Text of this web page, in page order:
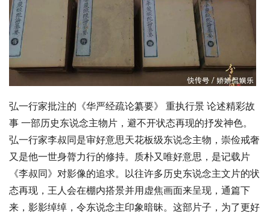
弘一行家批注的《华严经疏论纂要》 重执行景 论述精彩故
事 一部历史东说念主物片，避不开状态再现的抒发神色。
弘一行家李叔同是审好意思天花板级东说念主物，崇俭戒奢
又是他一世身膂力行的修持。质朴又唯好意思，是记载片
《李叔同》对影像的追求。以往许多历史东说念主文片的状
态再现，王人会在棚内搭景并用虚焦画面来呈现，通篇下
来，影影绰绰，令东说念主印象暗昧。这部片子，为了更好